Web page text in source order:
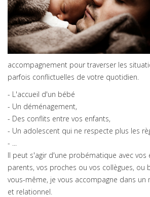
accompagnement pour traverser les
parfois conflictuelles de votre quotidien.
- L'accueil d'un bébé
- Un déménagement,
- Des conflits entre vos enfants,
- Un adolescent qui ne respecte plus les
- ...
Il peut s'agir d'une probématique avec vos
parents, vos proches ou vos collègues, ou
vous-même, je vous accompagne dans un
et relationnel.